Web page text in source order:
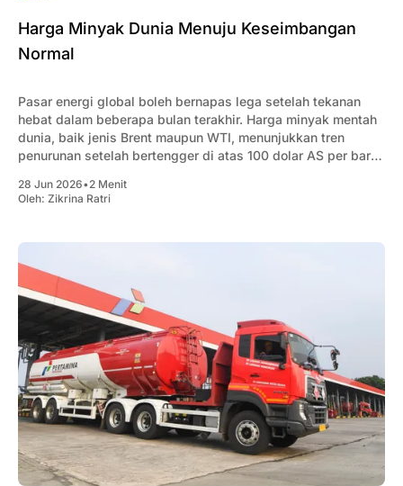
Harga Minyak Dunia Menuju Keseimbangan
Normal
Pasar energi global boleh bernapas lega setelah tekanan
hebat dalam beberapa bulan terakhir. Harga minyak mentah
dunia, baik jenis Brent maupun WTI, menunjukkan tren
penurunan setelah bertengger di atas 100 dolar AS per barel
28 Jun 2026•2 Menit
Oleh: Zikrina Ratri